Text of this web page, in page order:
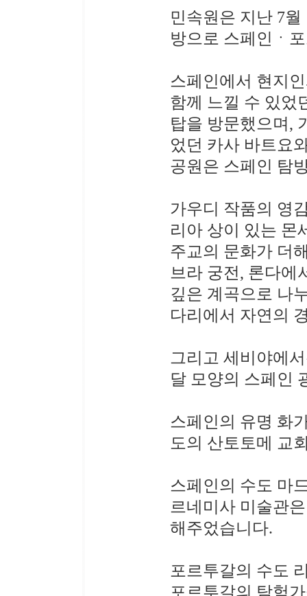
민속원은 지난 7
방으로 스페인ㆍ
스페인에서 현지
함께 느낄 수 있었
탑을 방문했으며,
었던 카사 바트요
공원은 스페인 탐
가우디 작품의 영
리아 상이 있는 몬
주교의 문화가 더
브라 궁전, 론다에
깊은 계곡으로 나
다리에서 자연의
그리고 세비야에
달 모양의 스페인
스페인의 유명 화
도의 산토토메 교
스페인의 수도 마
르네미사 미술관
해주었습니다.
포르투갈의 수도
포르투갈의 탐험